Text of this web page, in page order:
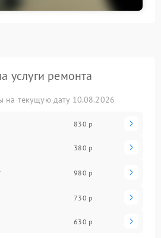
услуги ремонта
на текущую дату 10.08.2026
830 р
380 р
980 р
730 р
630 р